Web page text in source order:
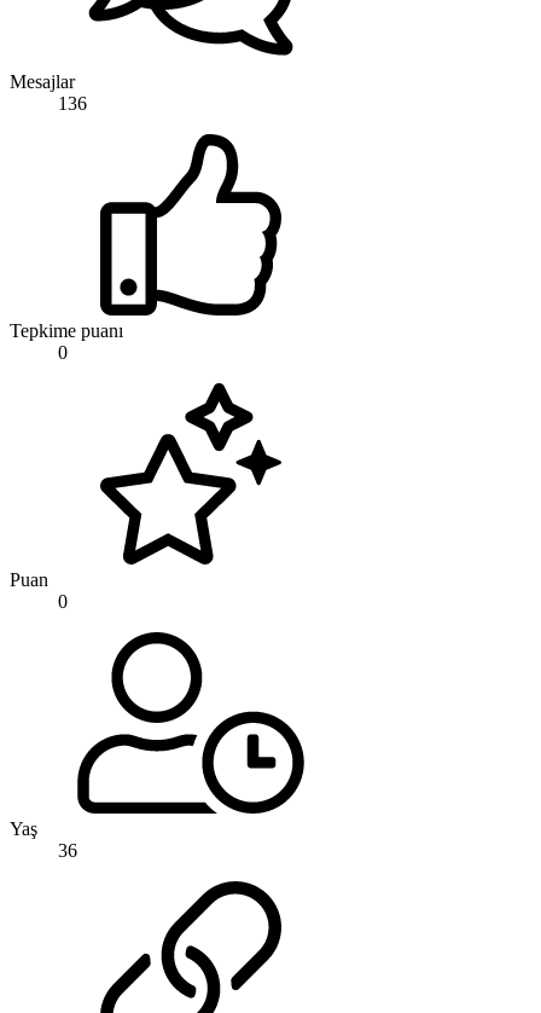
Mesajlar
136
Tepkime puanı
0
Puan
0
Yaş
36